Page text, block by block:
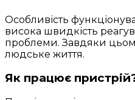
Особливість
висока швидкість
проблеми. Завдяки
людське життя.
Як працює